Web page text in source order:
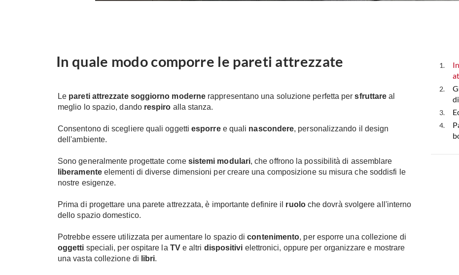
In quale modo comporre le pareti attrezzate
Le pareti attrezzate soggiorno moderne rappresentano una soluzione perfetta persfruttare al
meglio lo spazio, dando respiro alla stanza.
Consentono di scegliere quali oggettiesporree quali nascondere, personalizzando il design
dell'ambiente.
Sono generalmente progettate come sistemi modulari, che offrono la possibilità di assemblare
liberamenteelementi di diverse dimensioni per creare una composizione su misura che soddisfi le
nostre esigenze.
Prima di progettare una parete attrezzata, è importante definire il ruoloche dovrà svolgere all'interno
dello spazio domestico.
Potrebbe essere utilizzata per aumentare lo spazio dicontenimento, per esporre una collezione di
oggetti speciali, per ospitare la TVe altri dispositivi elettronici, oppure per organizzare e mostrare
una vasta collezione di libri.